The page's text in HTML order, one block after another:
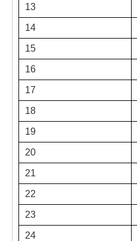
13
14
15
16
17
18
19
20
21
22
23
24